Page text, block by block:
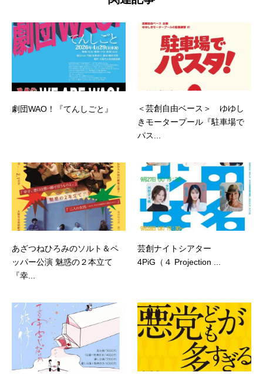
劇団WAO！『てんしごと』
＜芸創自由ベース＞ ゆゆし
きモータープール『駐車場で
パス...
あざつねひろみのソルト＆ペ
ッパー公演 魅惑の２本立て
『幸...
芸創ナイトシアター
4PiG（４ Projection ...